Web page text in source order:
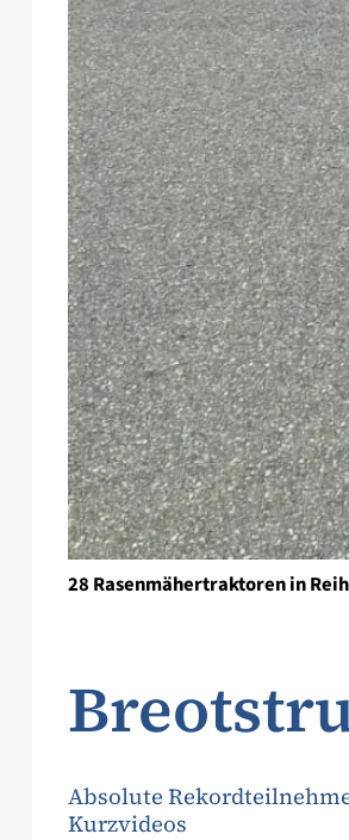
28 Rasenmähertraktoren in
Absolute
Kurzvideos